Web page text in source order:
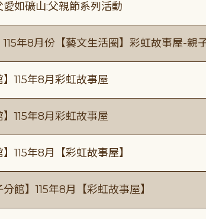
愛如礦山:父親節系列活動
115年8月份【藝文生活圈】彩虹故事屋-親
】115年8月彩虹故事屋
】115年8月彩虹故事屋
115年8月【彩虹故事屋】
分館】115年8月【彩虹故事屋】